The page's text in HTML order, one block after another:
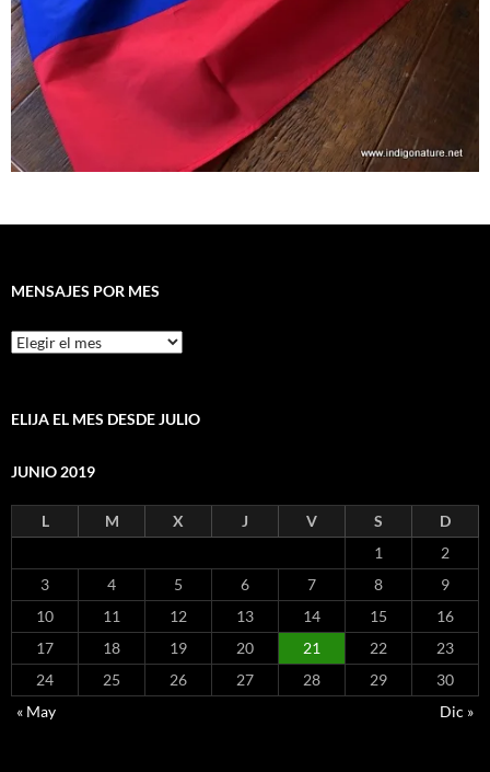
MENSAJES POR MES
Mensajes
por
ELIJA EL MES DESDE JULIO
JUNIO 2019
L M X J V S
D
1
2
3
4 5 6 7 8
9
10
11 12 13 14 15
16
17
18 19 20 21 22
23
24
25 26 27 28 29
30
« May
Dic »